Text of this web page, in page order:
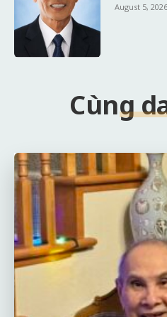
August 5, 2026
Cùng